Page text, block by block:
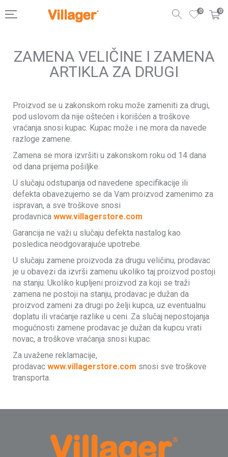
0
0
ZAMENA VELIČINE I ZAMENA
ARTIKLA ZA DRUGI
Proizvod se u zakonskom roku može zameniti za drugi,
pod uslovom da nije oštećen i korišćen a troškove
vraćanja snosi kupac. Kupac može i ne mora da navede
razloge zamene.
Zamena se mora izvršiti u zakonskom roku od 14 dana
od dana prijema pošiljke.
U slučaju odstupanja od navedene specifikacije ili
defekta obavezujemo se da Vam proizvod zamenimo za
ispravan, a sve troškove snosi
prodavnica www.villagerstore.com
Garancija ne važi u slučaju defekta nastalog kao
posledica neodgovarajuće upotrebe.
U slučaju zamene proizvoda za drugu veličinu, prodavac
je u obavezi da izvrši zamenu ukoliko taj proizvod postoji
na stanju. Ukoliko kupljeni proizvod za koji se traži
zamena ne postoji na stanju, prodavac je dužan da
proizvod zameni za drugi po želji kupca, uz eventualnu
doplatu ili vraćanje razlike u ceni. Za slučaj nepostojanja
mogućnosti zamene prodavac je dužan da kupcu vrati
novac, a troškove vraćanja snosi kupac.
Za uvažene reklamacije,
prodavac www.villagerstore.com snosi sve troškove
transporta.